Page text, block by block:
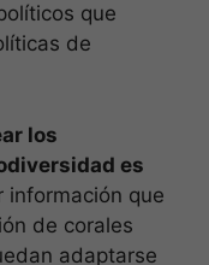
que
de
los
es
información que
de corales
adaptarse